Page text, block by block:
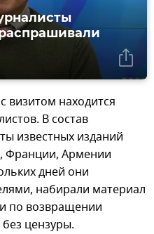
визитом находится
В состав
известных изданий
Франции, Армении
дней они
набирали материал
по возвращении
цензуры.